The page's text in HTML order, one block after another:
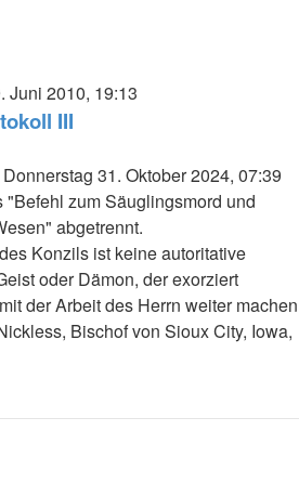
Juni 2010, 19:13
III
Donnerstag 31. Oktober 2024, 07:39
zum Säuglingsmord und
abgetrennt.
Konzils ist keine autoritative
oder Dämon, der exorziert
der Arbeit des Herrn weiter machen
Bischof von Sioux City, Iowa,